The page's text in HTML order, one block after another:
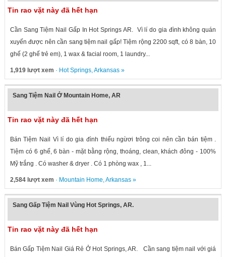
Tin rao vặt này đã hết hạn
Cần Sang Tiệm Nail Gấp In Hot Springs AR. Vì lí do gia đình không quán
xuyến được nên cần sang tiệm nail gấp! Tiệm rộng 2200 sqft, có 8 bàn, 10
ghế (2 ghế trẻ em), 1 wax & facial room, 1 laundry...
1,919 lượt xem · Hot Springs,Arkansas»
Sang Tiệm Nail Ở Mountain Home, AR
Tin rao vặt này đã hết hạn
Bán Tiệm Nail Vì lí do gia đình thiếu ngừơi trông coi nên cần bán tiệm .
Tiệm có 6 ghế, 6 bàn - mặt bằng rộng, thoáng, clean, khách đông - 100%
Mỹ trắng . Có washer & dryer . Có 1 phòng wax , 1...
2,584 lượt xem · Mountain Home,Arkansas»
Sang Gấp Tiệm Nail Vùng Hot Springs, AR.
Tin rao vặt này đã hết hạn
Bán Gấp Tiệm Nail Giá Rẻ Ở Hot Springs, AR. Cần sang tiệm nail với giá